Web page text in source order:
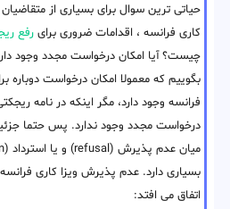
حیاتی ترین سوال برای بسیاری از متقاضیان
کاری فرانسه ، اقدامات ضروری برای رفع
چیست؟ آیا امکان درخواست مجدد وجود
بگوییم که معمولا امکان درخواست دوباره
فرانسه وجود دارد، مگر اینکه در نامه
درخواست مجدد وجود ندارد. پس حتما
بسیاری دارد. عدم پذیرش ویزا کاری
اتفاق می افتد: